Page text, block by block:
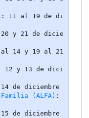
: 11 al 19 de di
y 21 de dicie
14 y 19 al 21
12 y 13 de dici
de diciembre
(ALFA) :
de diciembre